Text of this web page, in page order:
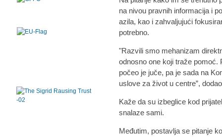
na nivou pravnih informacija i
azila, kao i zahvaljujući
potrebno.
"Razvili smo mehanizam
odnosno one koji traže
počeo je juče, pa je sada na
uslove za život u centre”,
Kaže da su izbeglice kod
snalaze sami.
Međutim, postavlja se pitanje